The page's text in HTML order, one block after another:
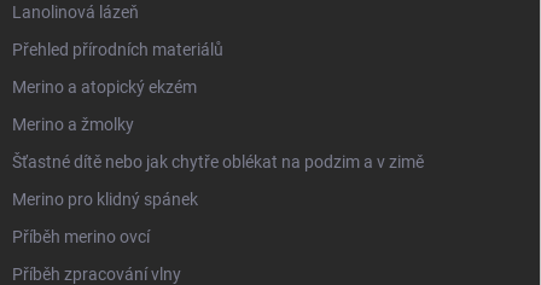
Lanolinová lázeň
Přehled přírodních materiálů
Merino a atopický ekzém
Merino a žmolky
Šťastné dítě nebo jak chytře oblékat na podzim a v zimě
Merino pro klidný spánek
Příběh merino ovcí
Příběh zpracování vlny